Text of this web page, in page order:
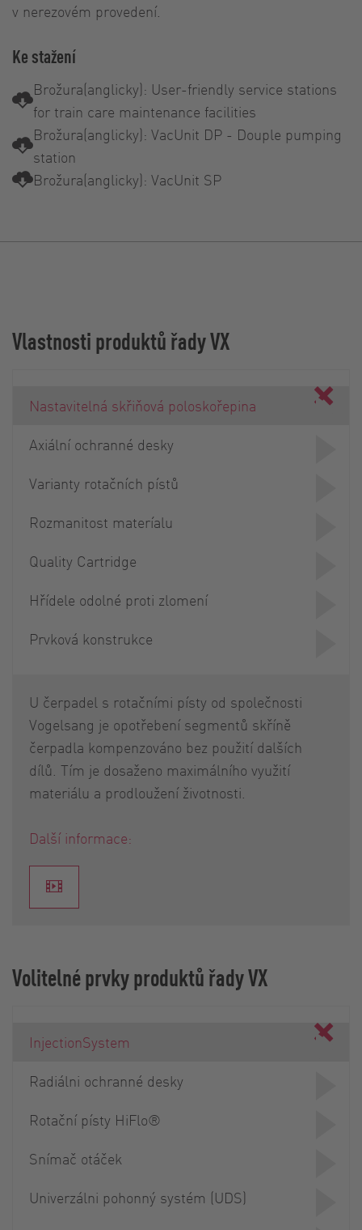
v nerezovém provedení.
Ke stažení
Brožura(anglicky): User-friendly service stations
for train care maintenance facilities
Brožura(anglicky): VacUnit DP - Douple pumping
station
Brožura(anglicky): VacUnit SP
Vlastnosti produktů řady VX
Nastavitelná skřiňová poloskořepina
Axiální ochranné desky
Varianty rotačních pístů
Rozmanitost materíalu
Quality Cartridge
Hřídele odolné proti zlomení
Prvková konstrukce
U čerpadel s rotačními písty od společnosti
Vogelsang je opotřebení segmentů skříně
čerpadla kompenzováno bez použití dalších
dílů. Tím je dosaženo maximálního využití
materiálu a prodloužení životnosti.
Další informace:
Volitelné prvky produktů řady VX
InjectionSystem
Radiálni ochranné desky
Rotační písty HiFlo®
Snímač otáček
Univerzálni pohonný systém (UDS)